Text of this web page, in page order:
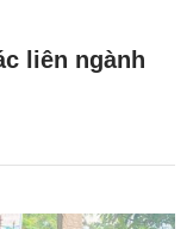
liên ngành